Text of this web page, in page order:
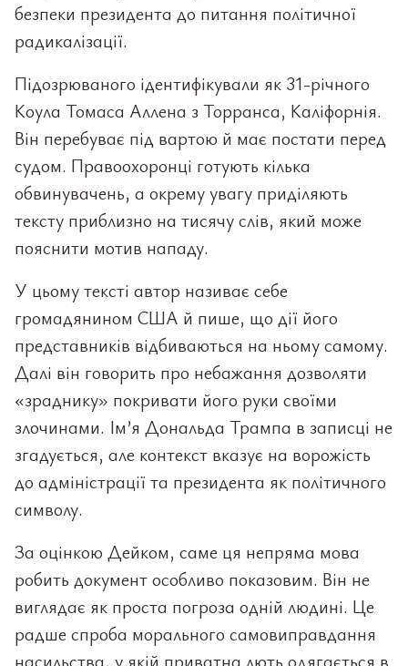
безпеки президента до питання політичної
радикалізації.
Підозрюваного ідентифікували як 31-річного
Коула Томаса Аллена з Торранса, Каліфорнія.
Він перебуває під вартою й має постати перед
судом. Правоохоронці готують кілька
обвинувачень, а окрему увагу приділяють
тексту приблизно на тисячу слів, який може
пояснити мотив нападу.
У цьому тексті автор називає себе
громадянином США й пише, що дії його
представників відбиваються на ньому самому.
Далі він говорить про небажання дозволяти
«зраднику» покривати його руки своїми
злочинами. Ім’я Дональда Трампа в записці не
згадується, але контекст вказує на ворожість
до адміністрації та президента як політичного
символу.
За оцінкою Дейком, саме ця непряма мова
робить документ особливо показовим. Він не
виглядає як проста погроза одній людині. Це
радше спроба морального самовиправдання
насильства, у якій приватна лють одягається в